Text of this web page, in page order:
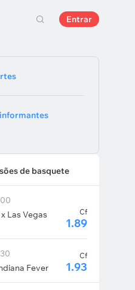
Entrar
de basquete
Las Vegas
Cf
1.89
Fever
Cf
1.93